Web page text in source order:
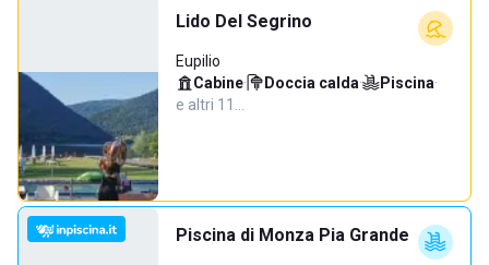
Lido Del Segrino
Eupilio
Cabine· Doccia calda· Piscina·
e altri 11…
Piscina di Monza Pia Grande